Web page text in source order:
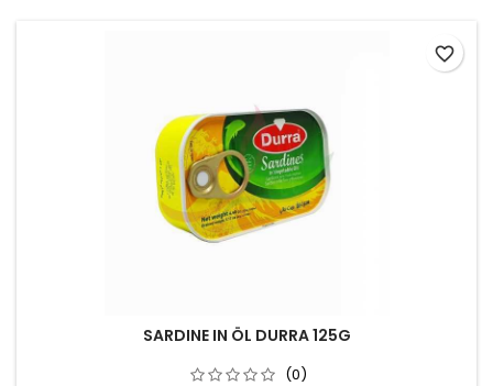
SARDINE IN ÖL DURRA 125G
(0)
favorite_border